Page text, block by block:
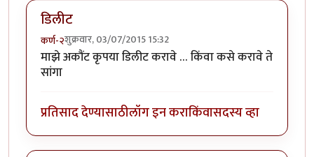
डिलीट
कर्ण-२शुक्रवार, 03/07/2015 15:32
माझे अकौंट कृपया डिलीट करावे … किंवा कसे करावे ते
सांगा
प्रतिसाद देण्यासाठीलॉग इन कराकिंवासदस्य व्हा